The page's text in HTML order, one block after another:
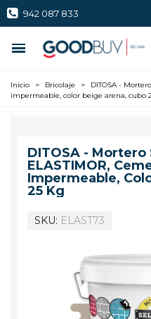
942 087 833
Inicio > Bricolaje >
DITOSA -
impermeable, color beige arena, cubo
DITOSA - Mortero
ELASTIMOR,
Impermeable,
25 Kg
SKU ELAST73